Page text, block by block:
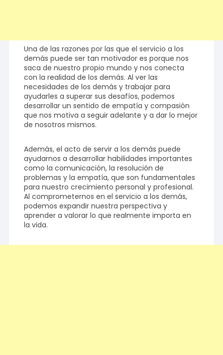
Una de las razones por las que el servicio a los
demás puede ser tan motivador es porque nos
saca de nuestro propio mundo y nos conecta
con la realidad de los demás. Al ver las
necesidades de los demás y trabajar para
ayudarles a superar sus desafíos, podemos
desarrollar un sentido de empatía y compasión
que nos motiva a seguir adelante y a dar lo mejor
de nosotros mismos.
Además, el acto de servir a los demás puede
ayudarnos a desarrollar habilidades importantes
como la comunicación, la resolución de
problemas y la empatía, que son fundamentales
para nuestro crecimiento personal y profesional.
Al comprometernos en el servicio a los demás,
podemos expandir nuestra perspectiva y
aprender a valorar lo que realmente importa en
la vida.